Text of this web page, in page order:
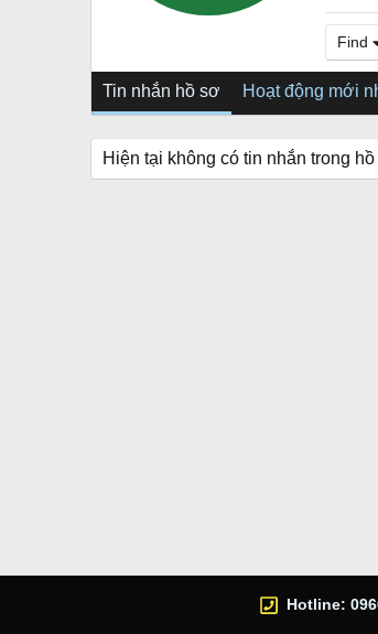
Find
Tin nhắn hồ sơ Hoạt động mới
Hiện tại không có tin nhắn trong
Hotline: